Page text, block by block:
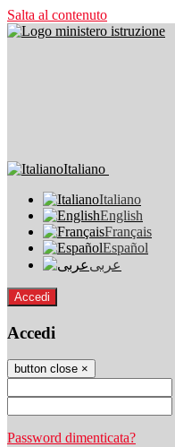
Salta al contenuto
Italiano
Italiano
English
Français
Español
عربى
Accedi
Accedi
button close ×
Password dimenticata?